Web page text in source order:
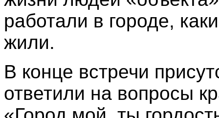
работали в городе,
жили.
В конце встречи
ответили на вопросы